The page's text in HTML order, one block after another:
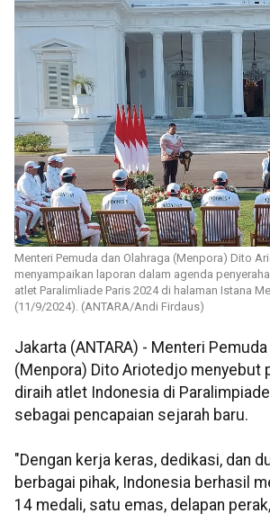
Menteri Pemuda dan Olahraga (Menpora) Dito
menyampaikan laporan dalam agenda
atlet Paralimliade Paris 2024 di halaman Istana
(11/9/2024). (ANTARA/Andi Firdaus)
Jakarta (ANTARA) - Menteri
(Menpora) Dito Ariotedjo menyebut
diraih atlet Indonesia di
sebagai pencapaian sejarah baru.
"Dengan kerja keras, dedikasi, dan
berbagai pihak, Indonesia berhasil
14 medali, satu emas, delapan